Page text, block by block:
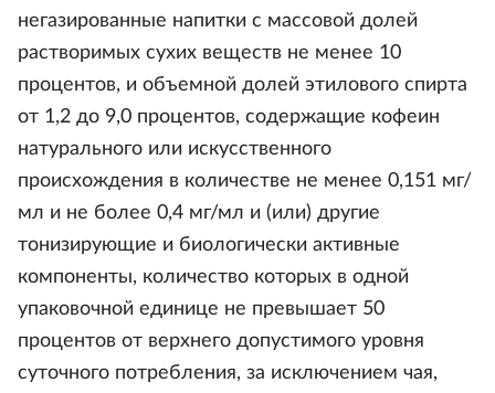
негазированные напитки с массовой долей
растворимых сухих веществ не менее 10
процентов, и объемной долей этилового спирта
от 1,2 до 9,0 процентов, содержащие кофеин
натурального или искусственного
происхождения в количестве не менее 0,151 мг/
мл и не более 0,4 мг/мл и (или) другие
тонизирующие и биологически активные
компоненты, количество которых в одной
упаковочной единице не превышает 50
процентов от верхнего допустимого уровня
суточного потребления, за исключением чая,